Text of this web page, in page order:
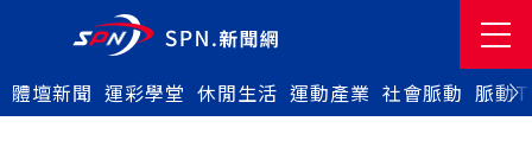
體壇新聞 運彩學堂 休閒生活 運動產業 社會脈動 脈動